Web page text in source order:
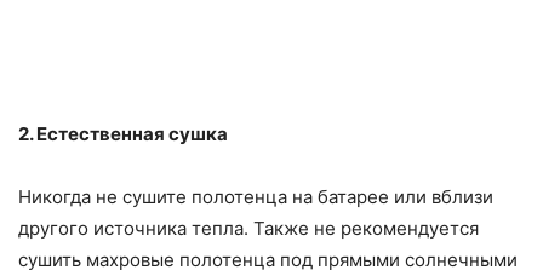
2. Естественная сушка
Никогда не сушите полотенца на батарее или вблизи
другого источника тепла. Также не рекомендуется
сушить махровые полотенца под прямыми солнечными